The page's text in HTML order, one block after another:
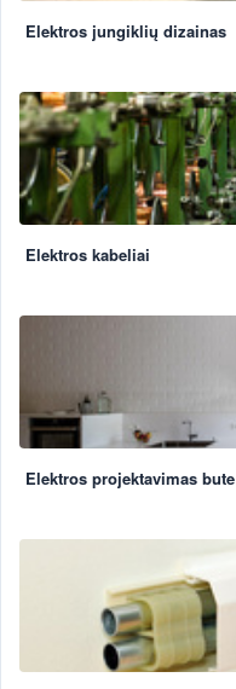
Elektros jungiklių dizainas
Elektros kabeliai
Elektros projektavimas bute